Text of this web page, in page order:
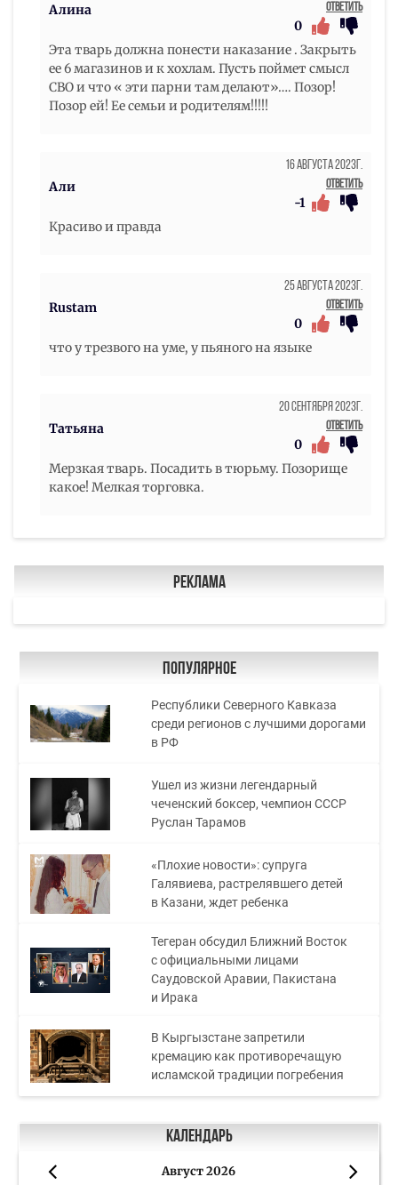
Алина
Ответить
0
Эта тварь должна понести наказание . Закрыть
ее 6 магазинов и к хохлам. Пусть поймет смысл
СВО и что « эти парни там делают»…. Позор!
Позор ей! Ее семьи и родителям!!!!!
Али
16 Августа 2023г.
Ответить
-1
Красиво и правда
Rustam
25 Августа 2023г.
Ответить
0
что у трезвого на уме, у пьяного на языке
Татьяна
20 Сентября 2023г.
Ответить
0
Мерзкая тварь. Посадить в тюрьму. Позорище
какое! Мелкая торговка.
Реклама
Популярное
Республики Северного Кавказа
среди регионов с лучшими дорогами
в РФ
Ушел из жизни легендарный
чеченский боксер, чемпион СССР
Руслан Тарамов
«Плохие новости»: супруга
Галявиева, растрелявшего детей
в Казани, ждет ребенка
Тегеран обсудил Ближний Восток
с официальными лицами
Саудовской Аравии, Пакистана
и Ирака
В Кыргызстане запретили
кремацию как противоречащую
исламской традиции погребения
Календарь
Август 2026